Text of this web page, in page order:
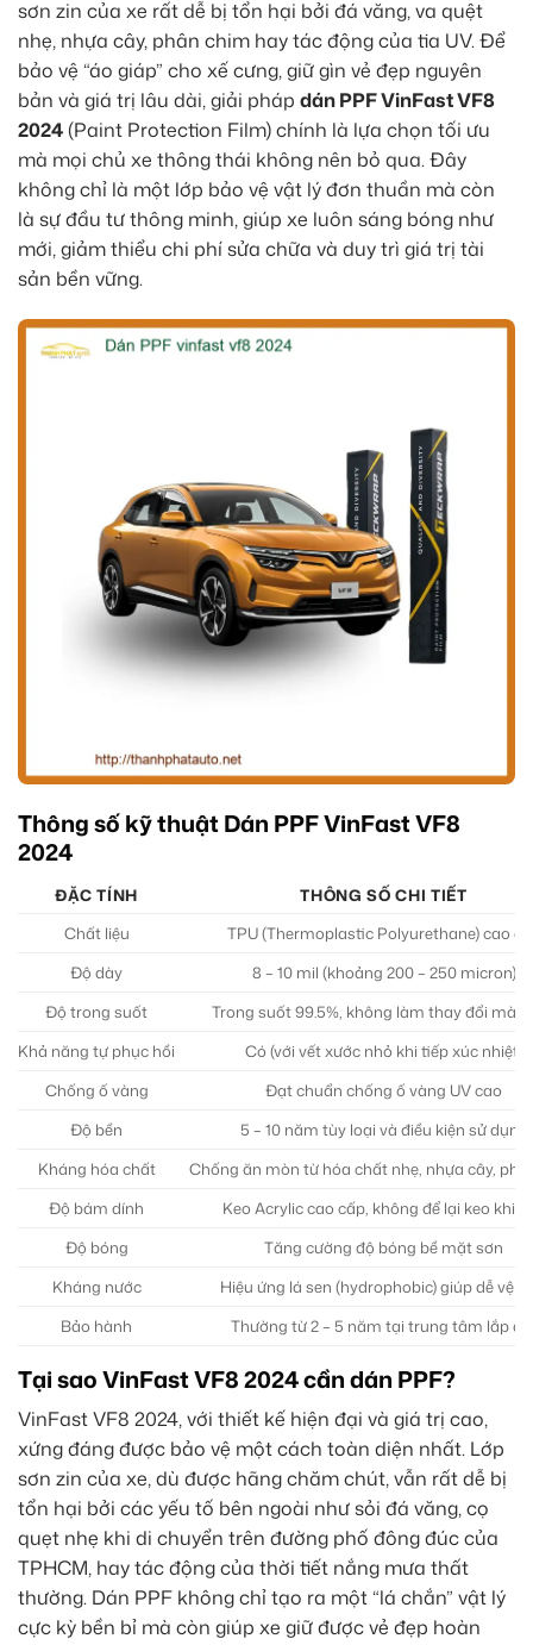
sơn zin của xe rất dễ bị tổn hại bởi đá văng, va quệt
nhẹ, nhựa cây, phân chim hay tác động của tia UV. Để
bảo vệ “áo giáp” cho xế cưng, giữ gìn vẻ đẹp nguyên
bản và giá trị lâu dài, giải pháp dán PPF VinFast VF8
2024(Paint Protection Film) chính là lựa chọn tối ưu
mà mọi chủ xe thông thái không nên bỏ qua. Đây
không chỉ là một lớp bảo vệ vật lý đơn thuần mà còn
là sự đầu tư thông minh, giúp xe luôn sáng bóng như
mới, giảm thiểu chi phí sửa chữa và duy trì giá trị tài
sản bền vững.
Thông số kỹ thuật Dán PPF VinFast VF8
2024
ĐẶC TÍNH
THÔNG SỐ CHI TIẾT
Chất liệu
TPU (Thermoplastic Polyurethane) cao
Độ dày
8 – 10 mil (khoảng 200 – 250 micron)
Độ trong suốt
Trong suốt 99.5%, không làm thay đổi màu
Khả năng tự phục hồi
Có (với vết xước nhỏ khi tiếp xúc nhiệt)
Chống ố vàng
Đạt chuẩn chống ố vàng UV cao
Độ bền
5 – 10 năm tùy loại và điều kiện sử dụng
Kháng hóa chất
Chống ăn mòn từ hóa chất nhẹ, nhựa cây,
Độ bám dính
Keo Acrylic cao cấp, không để lại keo khi
Độ bóng
Tăng cường độ bóng bề mặt sơn
Kháng nước
Hiệu ứng lá sen (hydrophobic) giúp dễ vệ
Bảo hành
Thường từ 2 – 5 năm tại trung tâm lắp
Tại sao VinFast VF8 2024 cần dán PPF?
VinFast VF8 2024, với thiết kế hiện đại và giá trị cao,
xứng đáng được bảo vệ một cách toàn diện nhất. Lớp
sơn zin của xe, dù được hãng chăm chút, vẫn rất dễ bị
tổn hại bởi các yếu tố bên ngoài như sỏi đá văng, cọ
quẹt nhẹ khi di chuyển trên đường phố đông đúc của
TPHCM, hay tác động của thời tiết nắng mưa thất
thường. Dán PPF không chỉ tạo ra một “lá chắn” vật lý
cực kỳ bền bỉ mà còn giúp xe giữ được vẻ đẹp hoàn